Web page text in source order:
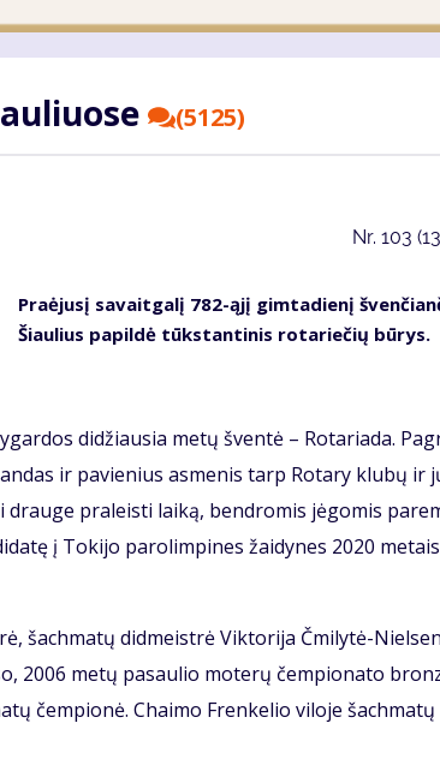
(5125)
Nr. 103
Pra­ėju­sį sa­vait­ga­lį 782-ąjį gim­ta­die­nį
Šiau­lius pa­pil­dė tūks­tan­ti­nis ro­ta­rie­čių bū­rys.
di­džiau­sia me­tų šven­tė – Ro­ta­ria­da.
ir pa­vie­nius as­me­nis tarp Ro­ta­ry klu­bų ir
pra­leis­ti lai­ką, ben­dro­mis jė­go­mis
į To­ki­jo pa­ro­lim­pi­nes žai­dy­nes 2020 me­tais
šach­ma­tų did­meist­rė Vik­to­ri­ja Čmi­ly­tė-
2006 me­tų pa­sau­lio mo­te­rų čem­pio­na­to
čem­pio­nė. Chai­mo Fren­ke­lio vi­lo­je